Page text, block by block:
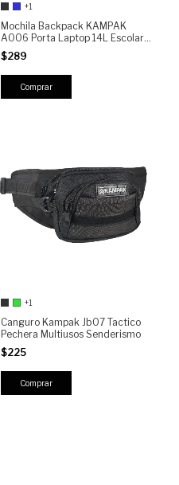
+1
Mochila Backpack KAMPAK
A006 Porta Laptop 14L Escolar
Universitaria Urbana Viaje Casual
Resistente Hombre Mujer
$289
Comprar
+1
Canguro Kampak Jb07 Tactico
Pechera Multiusos Senderismo
$225
Comprar